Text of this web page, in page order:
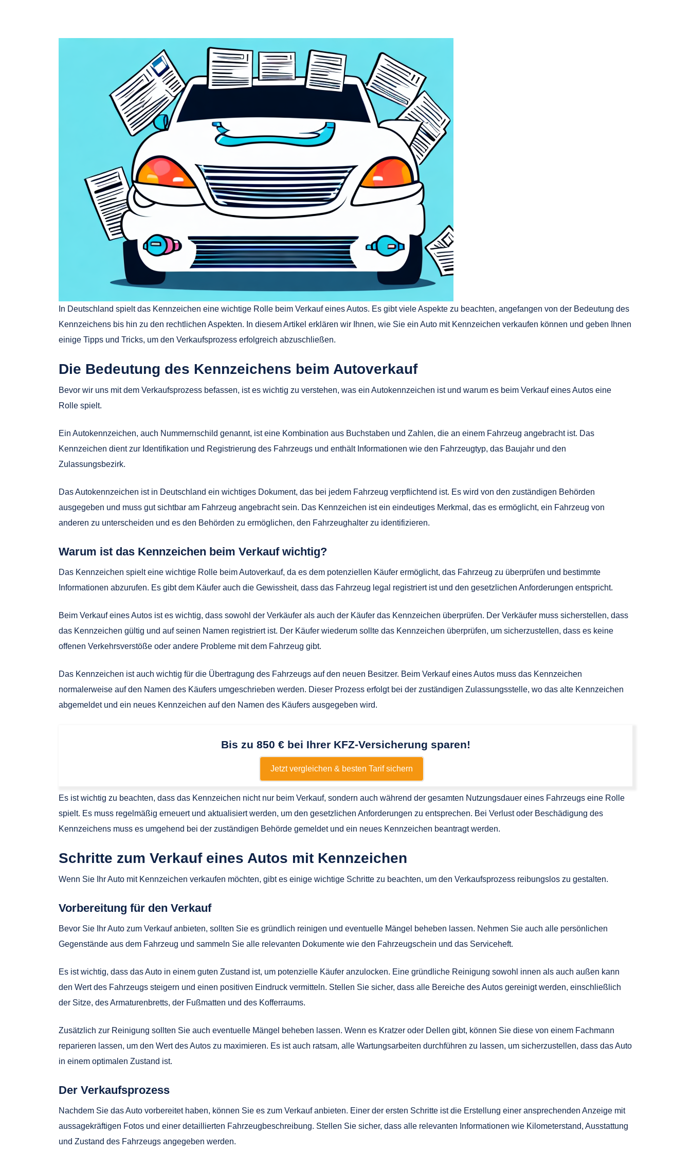
In Deutschland spielt das Kennzeichen eine wichtige Rolle beim Verkauf eines Autos. Es gibt viele Aspekte zu beachten, angefangen von der Bedeutung des
Kennzeichens bis hin zu den rechtlichen Aspekten. In diesem Artikel erklären wir Ihnen, wie Sie ein Auto mit Kennzeichen verkaufen können und geben Ihnen
einige Tipps und Tricks, um den Verkaufsprozess erfolgreich abzuschließen.
Die Bedeutung des Kennzeichens beim Autoverkauf
Bevor wir uns mit dem Verkaufsprozess befassen, ist es wichtig zu verstehen, was ein Autokennzeichen ist und warum es beim Verkauf eines Autos eine
Rolle spielt.
Ein Autokennzeichen, auch Nummernschild genannt, ist eine Kombination aus Buchstaben und Zahlen, die an einem Fahrzeug angebracht ist. Das
Kennzeichen dient zur Identifikation und Registrierung des Fahrzeugs und enthält Informationen wie den Fahrzeugtyp, das Baujahr und den
Zulassungsbezirk.
Das Autokennzeichen ist in Deutschland ein wichtiges Dokument, das bei jedem Fahrzeug verpflichtend ist. Es wird von den zuständigen Behörden
ausgegeben und muss gut sichtbar am Fahrzeug angebracht sein. Das Kennzeichen ist ein eindeutiges Merkmal, das es ermöglicht, ein Fahrzeug von
anderen zu unterscheiden und es den Behörden zu ermöglichen, den Fahrzeughalter zu identifizieren.
Warum ist das Kennzeichen beim Verkauf wichtig?
Das Kennzeichen spielt eine wichtige Rolle beim Autoverkauf, da es dem potenziellen Käufer ermöglicht, das Fahrzeug zu überprüfen und bestimmte
Informationen abzurufen. Es gibt dem Käufer auch die Gewissheit, dass das Fahrzeug legal registriert ist und den gesetzlichen Anforderungen entspricht.
Beim Verkauf eines Autos ist es wichtig, dass sowohl der Verkäufer als auch der Käufer das Kennzeichen überprüfen. Der Verkäufer muss sicherstellen, dass
das Kennzeichen gültig und auf seinen Namen registriert ist. Der Käufer wiederum sollte das Kennzeichen überprüfen, um sicherzustellen, dass es keine
offenen Verkehrsverstöße oder andere Probleme mit dem Fahrzeug gibt.
Das Kennzeichen ist auch wichtig für die Übertragung des Fahrzeugs auf den neuen Besitzer. Beim Verkauf eines Autos muss das Kennzeichen
normalerweise auf den Namen des Käufers umgeschrieben werden. Dieser Prozess erfolgt bei der zuständigen Zulassungsstelle, wo das alte Kennzeichen
abgemeldet und ein neues Kennzeichen auf den Namen des Käufers ausgegeben wird.
Bis zu 850 € bei Ihrer KFZ-Versicherung sparen!
Jetzt vergleichen & besten Tarif sichern
Es ist wichtig zu beachten, dass das Kennzeichen nicht nur beim Verkauf, sondern auch während der gesamten Nutzungsdauer eines Fahrzeugs eine Rolle
spielt. Es muss regelmäßig erneuert und aktualisiert werden, um den gesetzlichen Anforderungen zu entsprechen. Bei Verlust oder Beschädigung des
Kennzeichens muss es umgehend bei der zuständigen Behörde gemeldet und ein neues Kennzeichen beantragt werden.
Schritte zum Verkauf eines Autos mit Kennzeichen
Wenn Sie Ihr Auto mit Kennzeichen verkaufen möchten, gibt es einige wichtige Schritte zu beachten, um den Verkaufsprozess reibungslos zu gestalten.
Vorbereitung für den Verkauf
Bevor Sie Ihr Auto zum Verkauf anbieten, sollten Sie es gründlich reinigen und eventuelle Mängel beheben lassen. Nehmen Sie auch alle persönlichen
Gegenstände aus dem Fahrzeug und sammeln Sie alle relevanten Dokumente wie den Fahrzeugschein und das Serviceheft.
Es ist wichtig, dass das Auto in einem guten Zustand ist, um potenzielle Käufer anzulocken. Eine gründliche Reinigung sowohl innen als auch außen kann
den Wert des Fahrzeugs steigern und einen positiven Eindruck vermitteln. Stellen Sie sicher, dass alle Bereiche des Autos gereinigt werden, einschließlich
der Sitze, des Armaturenbretts, der Fußmatten und des Kofferraums.
Zusätzlich zur Reinigung sollten Sie auch eventuelle Mängel beheben lassen. Wenn es Kratzer oder Dellen gibt, können Sie diese von einem Fachmann
reparieren lassen, um den Wert des Autos zu maximieren. Es ist auch ratsam, alle Wartungsarbeiten durchführen zu lassen, um sicherzustellen, dass das Auto
in einem optimalen Zustand ist.
Der Verkaufsprozess
Nachdem Sie das Auto vorbereitet haben, können Sie es zum Verkauf anbieten. Einer der ersten Schritte ist die Erstellung einer ansprechenden Anzeige mit
aussagekräftigen Fotos und einer detaillierten Fahrzeugbeschreibung. Stellen Sie sicher, dass alle relevanten Informationen wie Kilometerstand, Ausstattung
und Zustand des Fahrzeugs angegeben werden.